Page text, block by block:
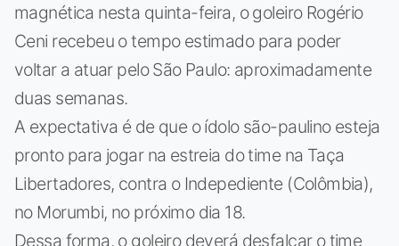
magnética nesta quinta-feira, o goleiro Rogério
Ceni recebeu o tempo estimado para poder
voltar a atuar pelo São Paulo: aproximadamente
duas semanas.
A expectativa é de que o ídolo são-paulino esteja
pronto para jogar na estreia do time na Taça
Libertadores, contra o Indepediente (Colômbia),
no Morumbi, no próximo dia 18.
Dessa forma, o goleiro deverá desfalcar o time